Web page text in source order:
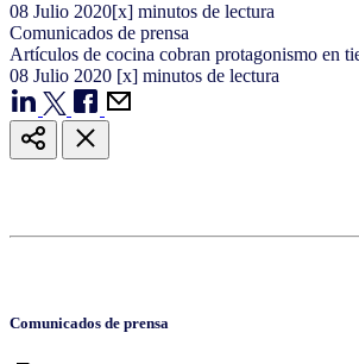
08 Julio 2020[x] minutos de lectura
Comunicados de prensa
Artículos de cocina cobran protagonismo en
08 Julio 2020 [x] minutos de lectura
Comunicados de prensa